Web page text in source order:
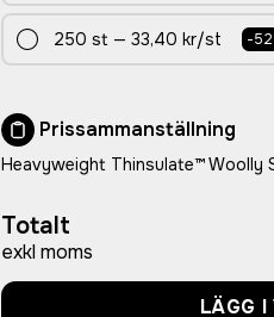
250 st — 33,40 kr/st -52
Prissammanställning
Heavyweight Thinsulate™ Woolly
Totalt
exkl moms
LÄGG I